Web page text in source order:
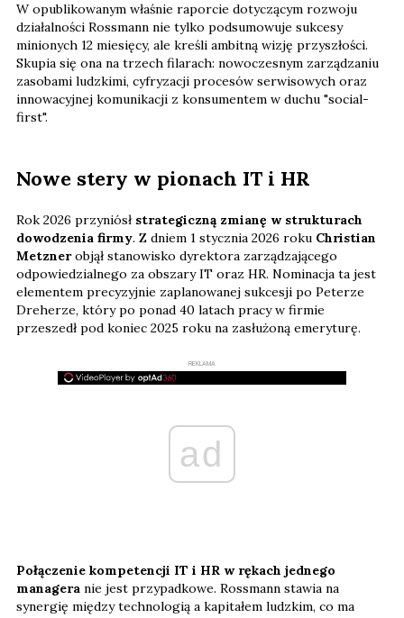
W opublikowanym właśnie raporcie dotyczącym rozwoju
działalności Rossmann nie tylko podsumowuje sukcesy
minionych 12 miesięcy, ale kreśli ambitną wizję przyszłości.
Skupia się ona na trzech filarach: nowoczesnym zarządzaniu
zasobami ludzkimi, cyfryzacji procesów serwisowych oraz
innowacyjnej komunikacji z konsumentem w duchu "social-
first".
Nowe stery w pionach IT i HR
Rok 2026 przyniósł strategiczną zmianę w strukturach
dowodzenia firmy. Z dniem 1 stycznia 2026 roku Christian
Metznerobjął stanowisko dyrektora zarządzającego
odpowiedzialnego za obszary IT oraz HR. Nominacja ta jest
elementem precyzyjnie zaplanowanej sukcesji po Peterze
Dreherze, który po ponad 40 latach pracy w firmie
przeszedł pod koniec 2025 roku na zasłużoną emeryturę.
REKLAMA
ad
Połączenie kompetencji IT i HR w rękach jednego
managera nie jest przypadkowe. Rossmann stawia na
synergię między technologią a kapitałem ludzkim, co ma